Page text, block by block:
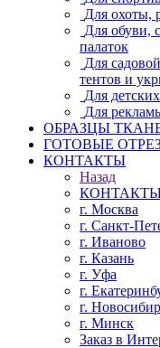
Для охоты,
Для обуви,
палаток
Для
тентов и
Для
Для
ОБРАЗЦЫ
ГОТОВЫЕ
КОНТАКТЫ
Назад
г. Москва
г. Санкт-
г. Иваново
г. Казань
г. Уфа
г.
г.
г. Минск
Заказ в